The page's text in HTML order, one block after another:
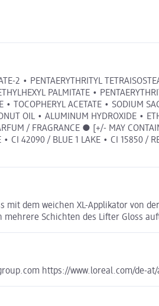
2 • PENTAERYTHRITYL
PALMITATE •
TOCOPHERYL ACETATE • SODIUM
OIL • ALUMINUM HYDROXIDE •
/ FRAGRANCE ● [+/- MAY
CI 42090 / BLUE 1 LAKE • CI 15850 /
dem weichen XL-Applikator von
Schichten des Lifter Gloss
https://www.loreal.com/de-